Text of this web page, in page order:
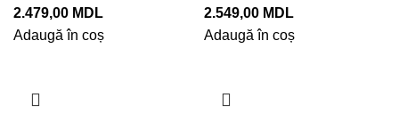
2.479,00 MDL
Adaugă în coș
2.549,00 MDL
Adaugă în coș